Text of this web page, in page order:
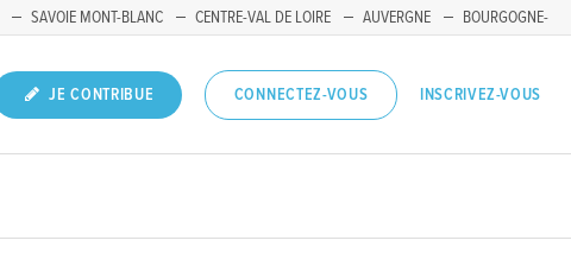
SAVOIE MONT-BLANC CENTRE-VAL DE LOIRE AUVERGNE
BOURGOGNE-
JE CONTRIBUE CONNECTEZ-VOUS INSCRIVEZ-VOUS